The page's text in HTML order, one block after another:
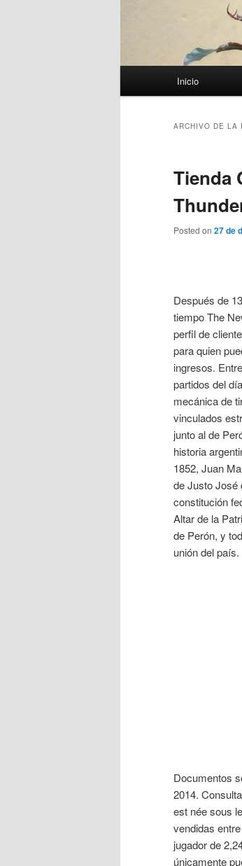
Inicio
ARCHIVO DE LA
Tienda
Posted on 27 de
Después de
tiempo The
perfil de
para quien
ingresos.
partidos del
mecánica de
vinculados
junto al de
historia
1852, Juan
de Justo José
constitución
Altar de la
de Perón, y
unión del país.
Documentos
2014.
est née sous
vendidas
jugador de
únicamente